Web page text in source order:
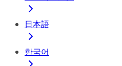
日本語
한국어